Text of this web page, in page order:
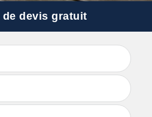
de devis gratuit